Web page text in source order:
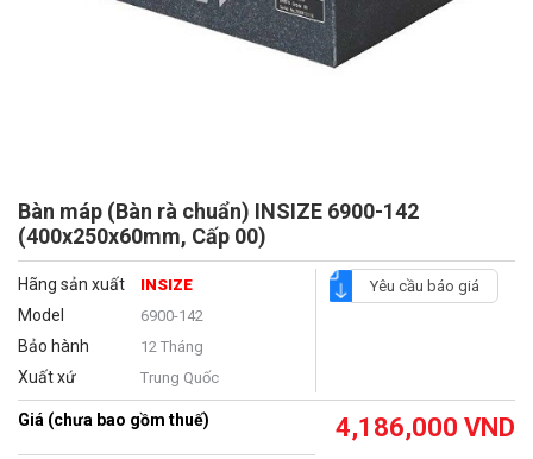
Bàn máp (Bàn rà chuẩn) INSIZE 6900-142
(400x250x60mm, Cấp 00)
Hãng sản xuất INSIZE
Model 6900-142
Bảo hành 12 Tháng
Xuất xứ Trung Quốc
Yêu cầu báo giá
Giá (chưa bao gồm thuế) 4,186,000 VND